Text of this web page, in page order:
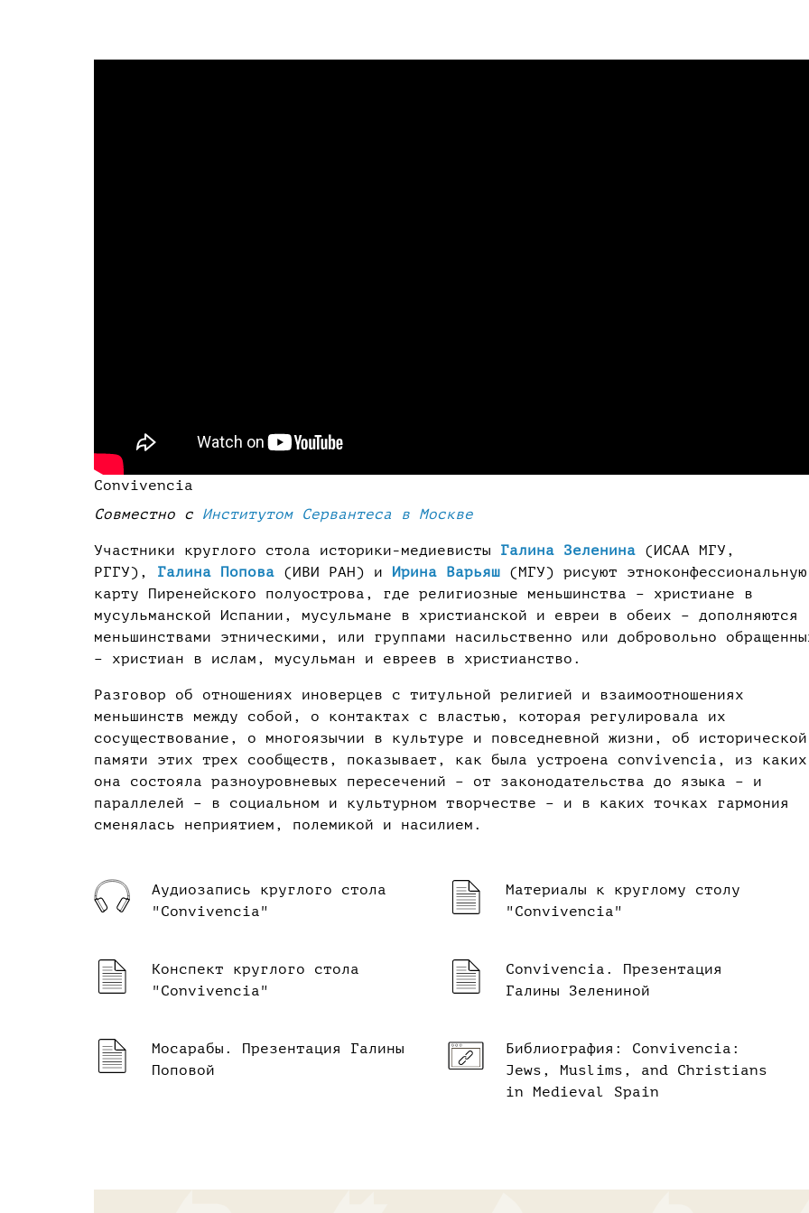
Convivencia
Совместно с Институтом Сервантеса в Москве
Участники круглого стола историки-медиевисты Галина Зеленина (ИСАА МГУ,
РГГУ), Галина Попова (ИВИ РАН) и Ирина Варьяш (МГУ) рисуют этноконфессиональную
карту Пиренейского полуострова, где религиозные меньшинства – христиане в
мусульманской Испании, мусульмане в христианской и евреи в обеих – дополняются
меньшинствами этническими, или группами насильственно или добровольно
– христиан в ислам, мусульман и евреев в христианство.
Разговор об отношениях иноверцев с титульной религией и взаимоотношениях
меньшинств между собой, о контактах с властью, которая регулировала их
сосуществование, о многоязычии в культуре и повседневной жизни, об исторической
памяти этих трех сообществ, показывает, как была устроена convivencia, из каких
она состояла разноуровневых пересечений – от законодательства до языка – и
параллелей – в социальном и культурном творчестве – и в каких точках гармония
сменялась неприятием, полемикой и насилием.
Аудиозапись круглого стола
"Convivencia"
Материалы к круглому столу
"Convivencia"
Конспект круглого стола
"Convivencia"
Convivencia. Презентация
Галины Зелениной
Мосарабы. Презентация Галины
Поповой
Библиография: Convivencia:
Jews, Muslims, and Christians
in Medieval Spain